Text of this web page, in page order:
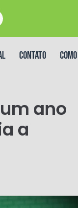
Contato
ano
a